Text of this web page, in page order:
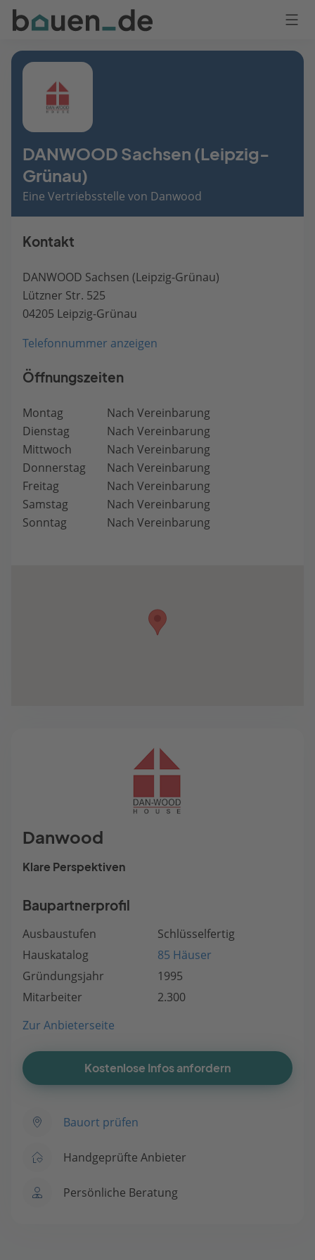
Bauen
Logo
Anmelden
DANWOOD Sachsen (Leipzig-
Grünau)
Eine Vertriebsstelle von Danwood
Kontakt
DANWOOD Sachsen (Leipzig-Grünau)
Lützner Str. 525
04205 Leipzig-Grünau
Telefonnummer anzeigen
Öffnungszeiten
Montag
Nach Vereinbarung
Dienstag
Nach Vereinbarung
Mittwoch
Nach Vereinbarung
Donnerstag
Nach Vereinbarung
Freitag
Nach Vereinbarung
Samstag
Nach Vereinbarung
Sonntag
Nach Vereinbarung
Danwood
Klare Perspektiven
Baupartnerprofil
Ausbaustufen
Schlüsselfertig
Hauskatalog
85 Häuser
Gründungsjahr
1995
Mitarbeiter
2.300
Zur Anbieterseite
Kostenlose Infos anfordern
Bauort prüfen
Handgeprüfte Anbieter
Persönliche Beratung